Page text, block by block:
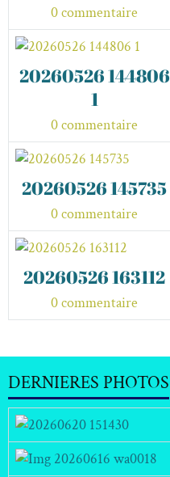
0 commentaire
20260526 144806
1
0 commentaire
20260526 145735
0 commentaire
20260526 163112
0 commentaire
DERNIERES PHOTOS